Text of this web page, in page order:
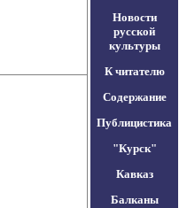
Новости
русской
культуры
К читателю
Содержание
Публицистика
"Курск"
Кавказ
Балканы